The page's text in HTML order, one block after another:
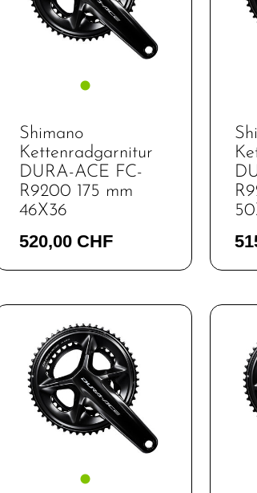
Shimano
Kettenradgarnitur
DURA-ACE FC-
R9200 175 mm
46X36
520,00 CHF